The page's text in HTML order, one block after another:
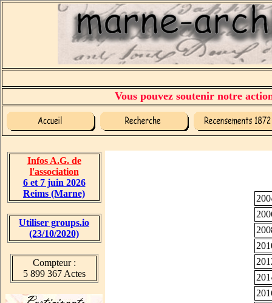
Vous pouvez soutenir notre
Infos A.G. de
l'association
6 et 7 juin 2026
Reims (Marne)
Utiliser groups.io
(23/10/2020)
Compteur :
5 899 367 Actes